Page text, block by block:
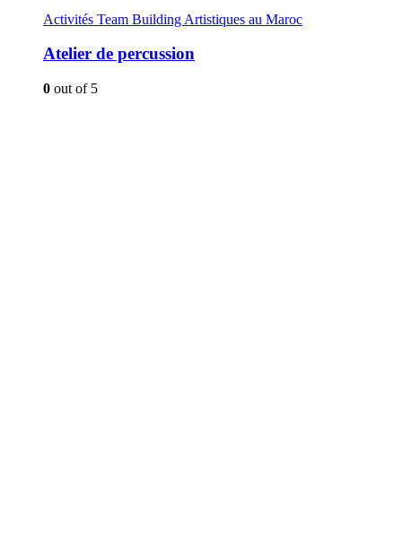
Activités Team Building Artistiques au Maroc
Atelier de percussion
0 out of 5